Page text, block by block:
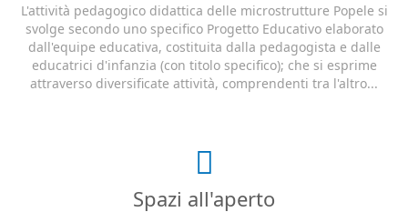
L'attività pedagogico didattica delle microstrutture Popele si
svolge secondo uno specifico Progetto Educativo elaborato
dall'equipe educativa, costituita dalla pedagogista e dalle
educatrici d'infanzia (con titolo specifico); che si esprime
attraverso diversificate attività, comprendenti tra l'altro...
Spazi all'aperto